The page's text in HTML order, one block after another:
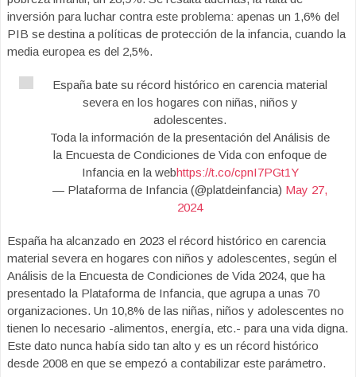
inversión para luchar contra este problema: apenas un 1,6% del
PIB se destina a políticas de protección de la infancia, cuando la
media europea es del 2,5%.
España bate su récord histórico en carencia material
severa en los hogares con niñas, niños y
adolescentes.
Toda la información de la presentación del Análisis de
la Encuesta de Condiciones de Vida con enfoque de
Infancia en la webhttps://t.co/cpnI7PGt1Y
— Plataforma de Infancia (@platdeinfancia) May 27,
2024
España ha alcanzado en 2023 el récord histórico en carencia
material severa en hogares con niños y adolescentes, según el
Análisis de la Encuesta de Condiciones de Vida 2024, que ha
presentado la Plataforma de Infancia, que agrupa a unas 70
organizaciones. Un 10,8% de las niñas, niños y adolescentes no
tienen lo necesario -alimentos, energía, etc.- para una vida digna.
Este dato nunca había sido tan alto y es un récord histórico
desde 2008 en que se empezó a contabilizar este parámetro.